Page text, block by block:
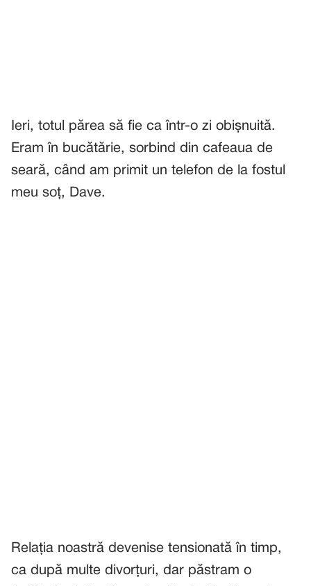
Ieri, totul părea să fie ca într-o zi obișnuită.
Eram în bucătărie, sorbind din cafeaua de
seară, când am primit un telefon de la fostul
meu soț, Dave.
Relația noastră devenise tensionată în timp,
ca după multe divorțuri, dar păstram o